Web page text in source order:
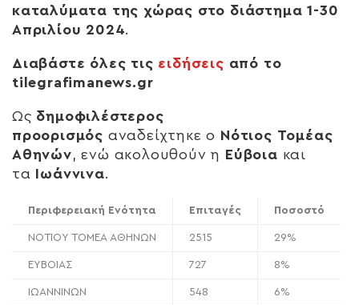
καταλύματα της χώρας στο διάστημα 1-30
Απριλίου 2024.
Διαβάστε όλες τις ειδήσεις από το
tilegrafimanews.gr
Ως δημοφιλέστερος
προορισμός αναδείχτηκε ο Νότιος Τομέας
Αθηνών, ενώ ακολουθούν η Εύβοια και
τα Ιωάννινα.
Περιφερειακή Ενότητα Επιταγές Ποσοστό
ΝΟΤΙΟΥ ΤΟΜΕΑ ΑΘΗΝΩΝ 2515 29%
ΕΥΒΟΙΑΣ 727 8%
ΙΩΑΝΝΙΝΩΝ 548 6%